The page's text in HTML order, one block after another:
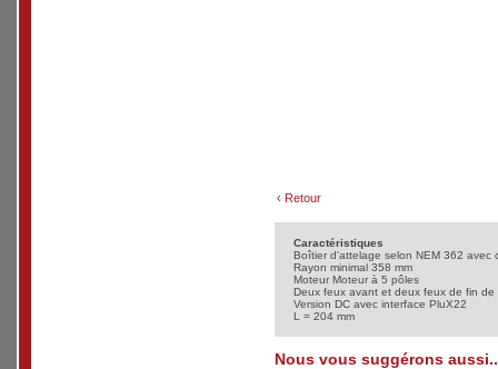
‹ Retour
Caractéristiques
Boîtier d'attelage selon NEM 362 avec
Rayon minimal 358 mm
Moteur Moteur à 5 pôles
Deux feux avant et deux feux de fin
Version DC avec interface PluX22
L = 204 mm
Nous vous suggérons